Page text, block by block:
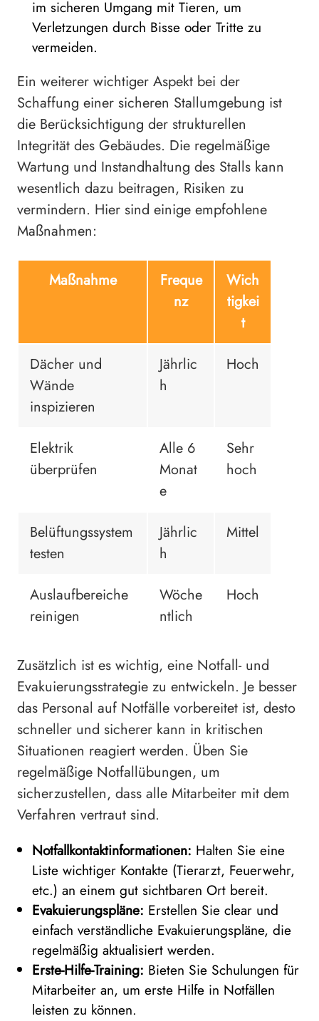
im sicheren Umgang mit Tieren, um
Verletzungen durch Bisse oder Tritte zu
vermeiden.
Ein weiterer wichtiger Aspekt bei der
Schaffung einer sicheren Stallumgebung ist
die Berücksichtigung der strukturellen
Integrität des Gebäudes. Die regelmäßige
Wartung und Instandhaltung des Stalls kann
wesentlich dazu beitragen, Risiken zu
vermindern. Hier sind einige empfohlene
Maßnahmen:
Maßnahme
Freque
nz
Wich
tigkei
t
Dächer und
Wände
inspizieren
Jährlic
h
Hoch
Elektrik
überprüfen
Alle 6
Monat
e
Sehr
hoch
Belüftungssystem
testen
Jährlic
h
Mittel
Auslaufbereiche
reinigen
Wöche
ntlich
Hoch
Zusätzlich ist es wichtig, eine Notfall- und
Evakuierungsstrategie zu entwickeln. Je besser
das Personal auf Notfälle vorbereitet ist, desto
schneller und sicherer kann in kritischen
Situationen reagiert werden. Üben Sie
regelmäßige Notfallübungen, um
sicherzustellen, dass alle Mitarbeiter mit dem
Verfahren vertraut sind.
Notfallkontaktinformationen: Halten Sie eine
Liste wichtiger Kontakte (Tierarzt, Feuerwehr,
etc.) an einem gut sichtbaren Ort bereit.
Evakuierungspläne: Erstellen Sie clear und
einfach verständliche Evakuierungspläne, die
regelmäßig aktualisiert werden.
Erste-Hilfe-Training: Bieten Sie Schulungen für
Mitarbeiter an, um erste Hilfe in Notfällen
leisten zu können.